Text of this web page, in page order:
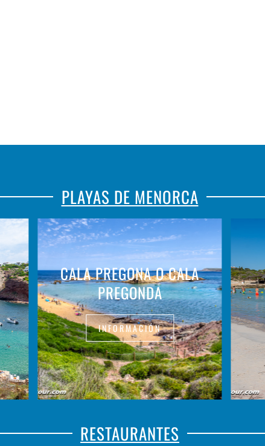
PLAYAS DE MENORCA
CALA PREGONA O CALA
PREGONDA
INFORMACIÓN
RESTAURANTES